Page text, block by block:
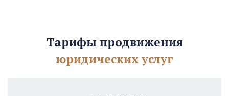
Тарифы продвижения
юридических услуг